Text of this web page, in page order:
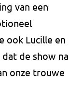
van een
ook Lucille en
de show na
onze trouwe